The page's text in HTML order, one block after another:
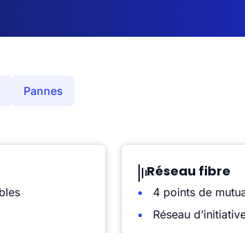
Pannes
Réseau fibre
4 points de
Réseau